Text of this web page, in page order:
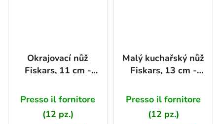
Okrajovací nůž
Fiskars, 11 cm -
Presso il fornitore
(12 pz.)
Malý kuchařský nůž
Fiskars, 13 cm -
Presso il fornitore
(12 pz.)